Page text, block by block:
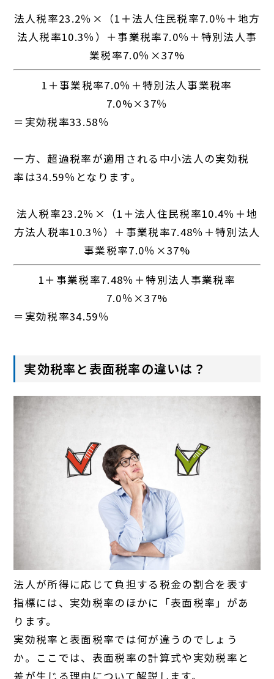
法人税率23.2％×（1＋法人住民税率7.0％＋地方
法人税率10.3％）＋事業税率7.0％＋特別法人事
業税率7.0％×37%
1＋事業税率7.0％＋特別法人事業税率
7.0%×37％
＝実効税率33.58％
一方、超過税率が適用される中小法人の実効税
率は34.59％となります。
法人税率23.2％×（1＋法人住民税率10.4％＋地
方法人税率10.3％）＋事業税率7.48％＋特別法人
事業税率7.0％×37%
1＋事業税率7.48％＋特別法人事業税率
7.0％×37%
＝実効税率34.59％
実効税率と表面税率の違いは？
法人が所得に応じて負担する税金の割合を表す
指標には、実効税率のほかに「表面税率」があ
ります。
実効税率と表面税率では何が違うのでしょう
か。ここでは、表面税率の計算式や実効税率と
差が生じる理由について解説します。